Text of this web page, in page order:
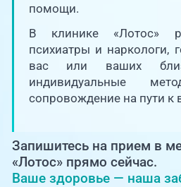
Новости
Пациентам
PreventAGE
+7 (351) 220-
Центр амбулаторной
онкологической
+7 (7142) 927-
Справочный
помощи.
В клинике «Лотос»
психиатры и наркологи,
вас или ваших
индивидуальные
сопровождение на пути
Запишитесь на прием в
«Лотос» прямо сейчас.
Ваше здоровье — наша